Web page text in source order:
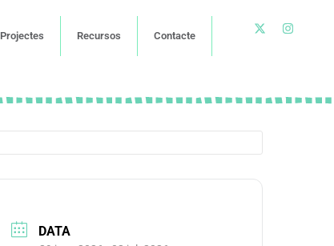
Projectes Recursos Contacte
DATA